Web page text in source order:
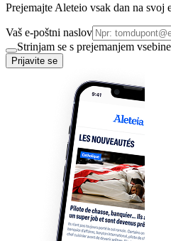
Prejemajte Aleteio vsak dan na svoj
Vaš e-poštni naslov
Strinjam se s prejemanjem
Prijavite se